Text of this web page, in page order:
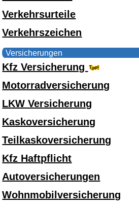
Verkehrsurteile
Verkehrszeichen
Versicherungen
Kfz Versicherung
Motorradversicherung
LKW Versicherung
Kaskoversicherung
Teilkaskoversicherung
Kfz Haftpflicht
Autoversicherungen
Wohnmobilversicherung